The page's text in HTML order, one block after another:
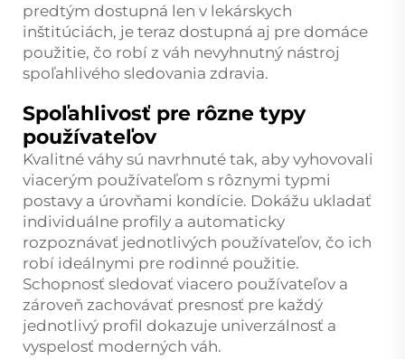
predtým dostupná len v lekárskych
inštitúciách, je teraz dostupná aj pre domáce
použitie, čo robí z váh nevyhnutný nástroj
spoľahlivého sledovania zdravia.
Spoľahlivosť pre rôzne typy
používateľov
Kvalitné váhy sú navrhnuté tak, aby vyhovovali
viacerým používateľom s rôznymi typmi
postavy a úrovňami kondície. Dokážu ukladať
individuálne profily a automaticky
rozpoznávať jednotlivých používateľov, čo ich
robí ideálnymi pre rodinné použitie.
Schopnosť sledovať viacero používateľov a
zároveň zachovávať presnosť pre každý
jednotlivý profil dokazuje univerzálnosť a
vyspelosť moderných váh.